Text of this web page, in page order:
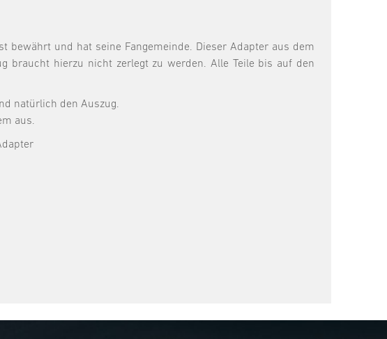
bewährt und hat seine Fangemeinde. Dieser Adapter aus dem
braucht hierzu nicht zerlegt zu werden. Alle Teile bis auf den
natürlich den Auszug.
aus.